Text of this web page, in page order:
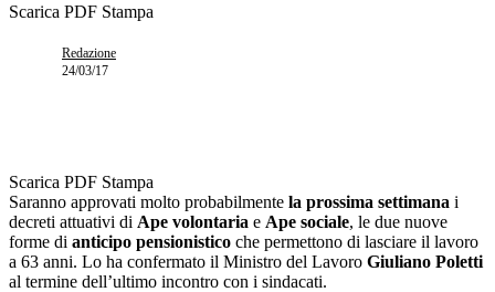
Scarica PDF Stampa
Redazione
24/03/17
Scarica PDF Stampa
Saranno approvati molto probabilmente la prossima settimana i
decreti attuativi di Ape volontaria e Ape sociale, le due nuove
forme di anticipo pensionistico che permettono di lasciare il lavoro
a 63 anni. Lo ha confermato il Ministro del Lavoro Giuliano Poletti
al termine dell’ultimo incontro con i sindacati.